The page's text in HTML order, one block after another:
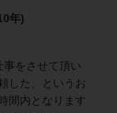
年)
事をさせて頂い
した、というお
間内となります